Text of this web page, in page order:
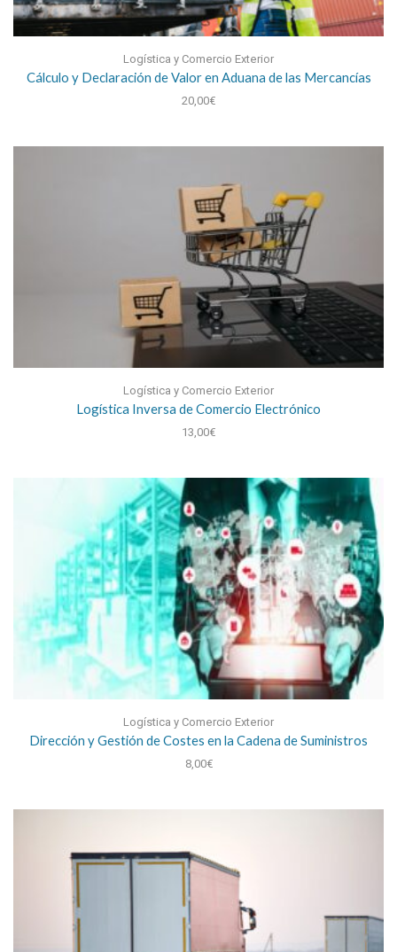
Logística y Comercio Exterior
Cálculo y Declaración de Valor en Aduana de las Mercancías
20,00€
Logística y Comercio Exterior
Logística Inversa de Comercio Electrónico
13,00€
Logística y Comercio Exterior
Dirección y Gestión de Costes en la Cadena de Suministros
8,00€